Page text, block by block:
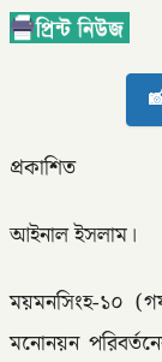
প্রকাশিত
আইনাল ইসলাম।
ময়মনসিংহ-১০
মনোনয়ন